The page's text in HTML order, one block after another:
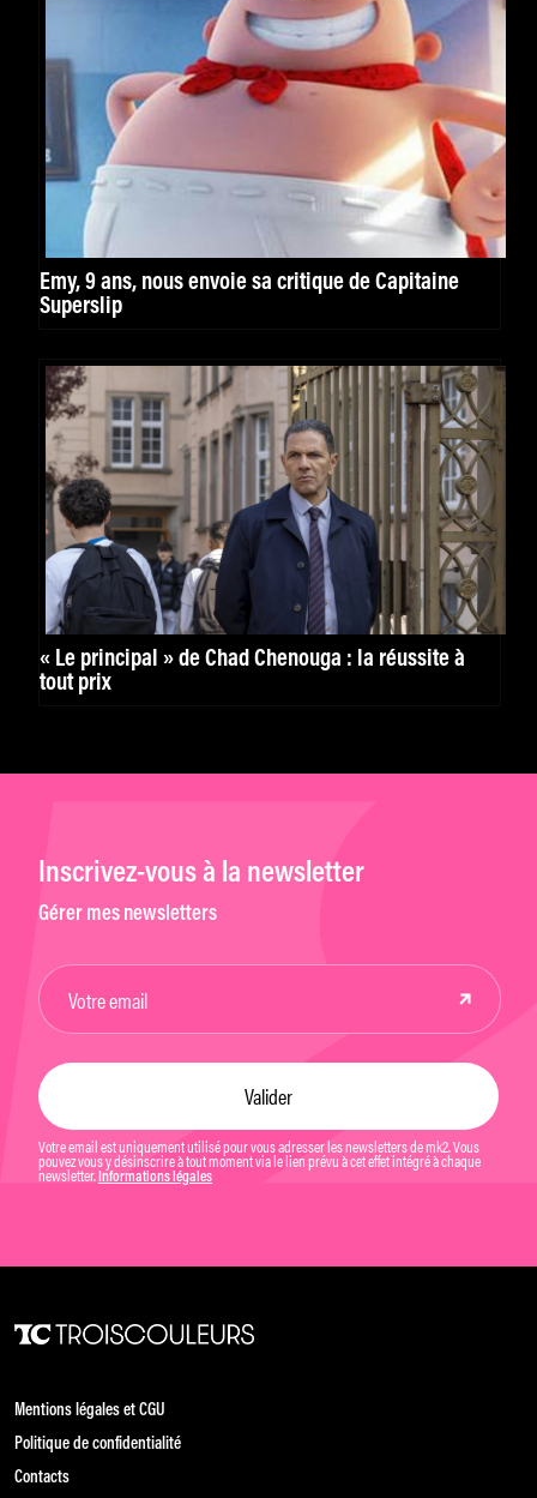
Emy, 9 ans, nous envoie sa critique de Capitaine
Superslip
« Le principal » de Chad Chenouga : la réussite à
tout prix
Inscrivez-vous à la newsletter
Gérer mes newsletters
Votre email est uniquement utilisé pour vous adresser les newsletters de mk2. Vous
pouvez vous y désinscrire à tout moment via le lien prévu à cet effet intégré à chaque
newsletter. Informations légales
Mentions légales et CGU
Politique de confidentialité
Contacts